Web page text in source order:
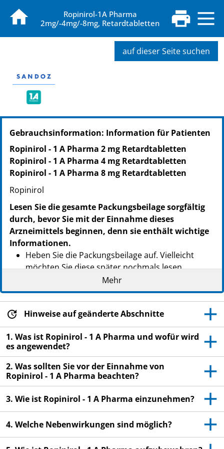
Ropinirol-1A Pharma
2mg/-4mg/-8mg, Retardtabletten
auf dieser Seite suchen
Gebrauchsinformation: Information für Patienten
Ropinirol - 1 A Pharma 2 mg Retardtabletten
Ropinirol - 1 A Pharma 4 mg Retardtabletten
Ropinirol - 1 A Pharma 8 mg Retardtabletten
Ropinirol
Lesen Sie die gesamte Packungsbeilage sorgfältig
durch, bevor Sie mit der Einnahme dieses
Arzneimittels beginnen, denn sie enthält wichtige
Informationen.
Heben Sie die Packungsbeilage auf. Vielleicht
möchten Sie diese später nochmals lesen.
Wenn Sie weitere Fragen haben, wenden Sie sich
an Ihren Arzt oder Apotheker.
Dieses Arzneimittel wurde Ihnen persönlich
verschrieben. Geben Sie es nicht an Dritte weiter.
Es kann anderen Menschen schaden, auch wenn
diese die gleichen Beschwerden haben wie Sie.
Wenn Sie Nebenwirkungen bemerken, wenden Sie
sich an Ihren Arzt oder Apotheker. Dies gilt auch
Packungsbeilage angegeben sind. Siehe
Abschnitt 4.
Mehr
Hinweise auf geänderte Abschnitte
1. Was ist Ropinirol - 1 A Pharma und wofür wird
es angewendet?
2. Was sollten Sie vor der Einnahme von
Ropinirol - 1 A Pharma beachten?
3. Wie ist Ropinirol - 1 A Pharma einzunehmen?
4. Welche Nebenwirkungen sind möglich?